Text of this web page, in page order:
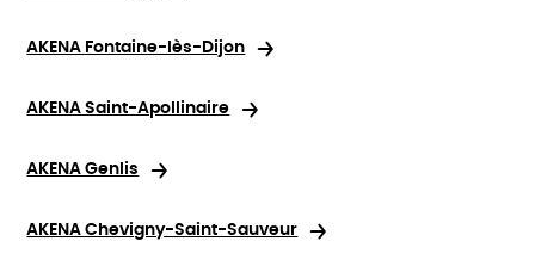
AKENA Fontaine-lès-Dijon
AKENA Saint-Apollinaire
AKENA Genlis
AKENA Chevigny-Saint-Sauveur